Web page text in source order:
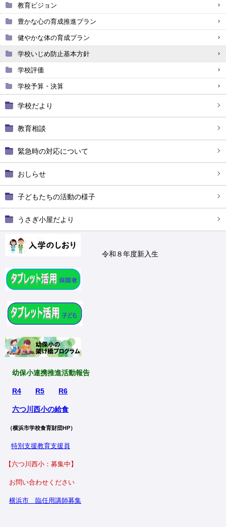
教育ビジョン
豊かな心の育成推進プラン
健やかな体の育成プラン
学校いじめ防止基本方針
学校評価
学校予算・決算
学校だより
教育相談
緊急時の対応について
おしらせ
子どもたちの活動の様子
うさぎ小屋だより
令和８年度新入生
幼保小連携推進活動報告
R4 R5 R6
六つ川西小の給食
（横浜市学校食育財団HP）
特別支援教育支援員
【六つ川西小：募集中】
お問い合わせください
横浜市 臨任用講師募集